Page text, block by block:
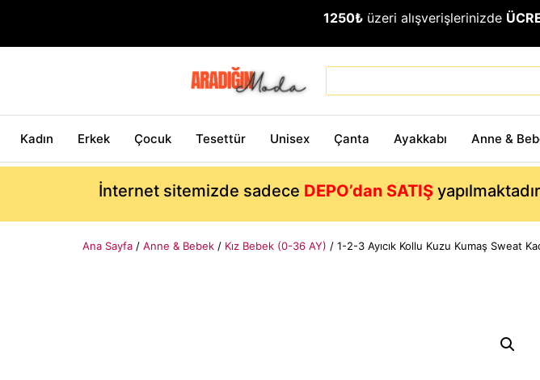
1250₺ üzeri alışverişlerinizde
Kadın Erkek Çocuk Tesettür Unisex Çanta Ayakkabı Anne &
İnternet sitemizde sadece DEPO’dan SATIŞ
Ana Sayfa / Anne & Bebek / Kız Bebek (0-36 AY) / 1-2-3 Ayıcık Kollu Kuzu Kumaş Sweat